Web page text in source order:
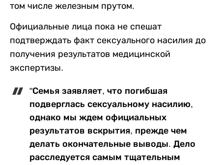
том числе железным прутом.
Официальные лица пока не спешат
подтверждать факт сексуального насилия до
получения результатов медицинской
экспертизы.
"Семья заявляет, что погибшая
подверглась сексуальному насилию,
однако мы ждем официальных
результатов вскрытия, прежде чем
делать окончательные выводы. Дело
расследуется самым тщательным